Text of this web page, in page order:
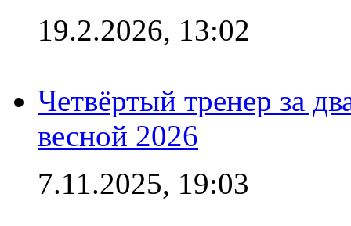
19.2.2026, 13:02
Четвёртый тренер за
весной 2026
7.11.2025, 19:03